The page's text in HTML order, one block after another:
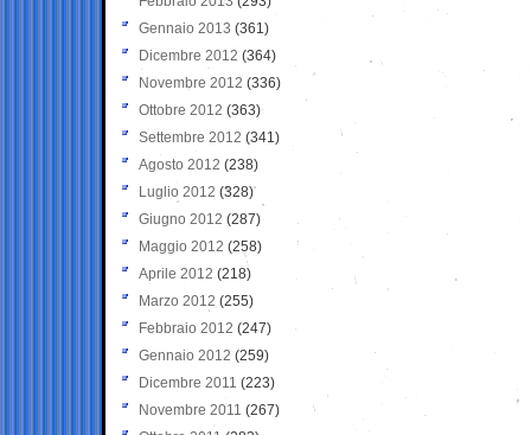
Gennaio 2013 (361)
Dicembre 2012 (364)
Novembre 2012 (336)
Ottobre 2012 (363)
Settembre 2012 (341)
Agosto 2012 (238)
Luglio 2012 (328)
Giugno 2012 (287)
Maggio 2012 (258)
Aprile 2012 (218)
Marzo 2012 (255)
Febbraio 2012 (247)
Gennaio 2012 (259)
Dicembre 2011 (223)
Novembre 2011 (267)